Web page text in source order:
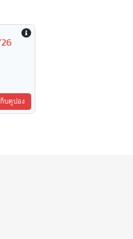
ก็บคูปอง